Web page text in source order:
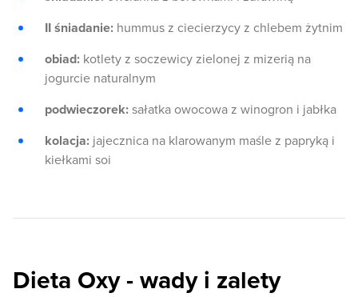
II śniadanie: hummus z ciecierzycy z chlebem żytnim
obiad: kotlety z soczewicy zielonej z mizerią na
jogurcie naturalnym
podwieczorek: sałatka owocowa z winogron i jabłka
kolacja: jajecznica na klarowanym maśle z papryką i
kiełkami soi
Dieta Oxy - wady i zalety